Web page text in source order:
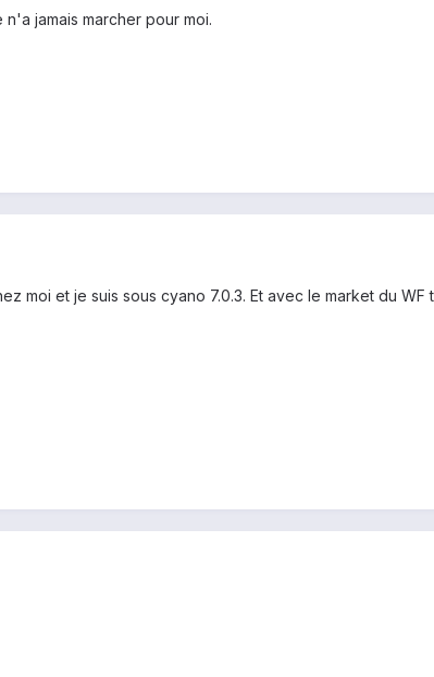
jamais marcher pour moi.
moi et je suis sous cyano 7.0.3. Et avec le market du